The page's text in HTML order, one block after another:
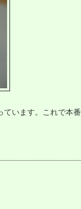
ています。これで本番